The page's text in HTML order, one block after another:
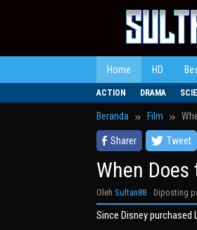
Home HD
ACTION DRAMA
Beranda Film
Sharer Tweet
When Does
Oleh Sultan88 Diposting
Since Disney